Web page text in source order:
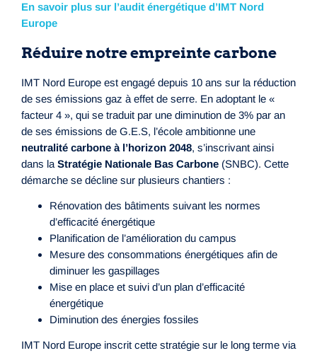
En savoir plus sur l’audit énergétique d’IMT Nord
Europe
Réduire notre empreinte carbone
IMT Nord Europe est engagé depuis 10 ans sur la réduction
de ses émissions gaz à effet de serre. En adoptant le «
facteur 4 », qui se traduit par une diminution de 3% par an
de ses émissions de G.E.S, l’école ambitionne une
neutralité carbone à l’horizon 2048, s’inscrivant ainsi
dans la Stratégie Nationale Bas Carbone (SNBC). Cette
démarche se décline sur plusieurs chantiers :
Rénovation des bâtiments suivant les normes
d’efficacité énergétique
Planification de l’amélioration du campus
Mesure des consommations énergétiques afin de
diminuer les gaspillages
Mise en place et suivi d’un plan d’efficacité
énergétique
Diminution des énergies fossiles
IMT Nord Europe inscrit cette stratégie sur le long terme via